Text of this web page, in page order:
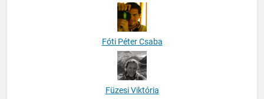
Fóti Péter Csaba
Füzesi Viktória